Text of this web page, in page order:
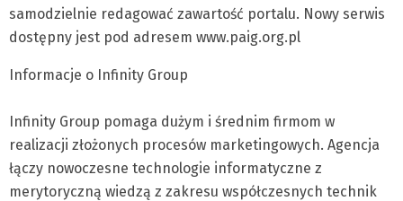
samodzielnie redagować zawartość portalu. Nowy serwis
dostępny jest pod adresem www.paig.org.pl
Informacje o Infinity Group
Infinity Group pomaga dużym i średnim firmom w
realizacji złożonych procesów marketingowych. Agencja
łączy nowoczesne technologie informatyczne z
merytoryczną wiedzą z zakresu współczesnych technik